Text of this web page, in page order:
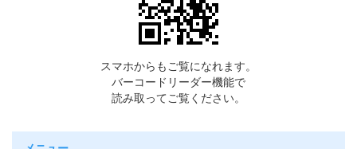
スマホからもご覧になれます。
バーコードリーダー機能で
読み取ってご覧ください。